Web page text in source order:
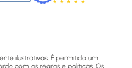
ilustrativas. É permitido um
com as regras e políticas. Os